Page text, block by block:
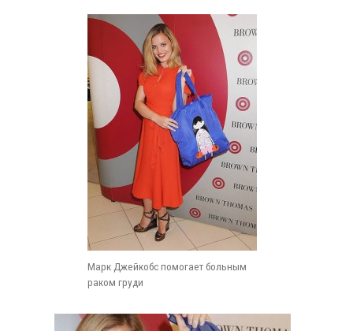
Марк Джейкобс помогает больным
раком груди